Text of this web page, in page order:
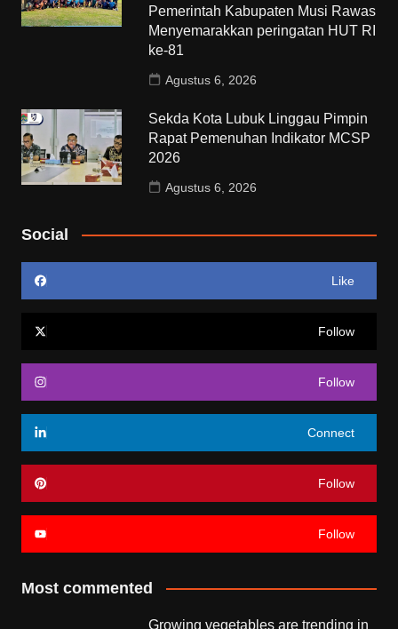
Pemerintah Kabupaten Musi Rawas
Menyemarakkan peringatan HUT RI
ke-81
Agustus 6, 2026
Sekda Kota Lubuk Linggau Pimpin
Rapat Pemenuhan Indikator MCSP
2026
Agustus 6, 2026
Social
Like
Follow
Follow
Connect
Follow
Follow
Most commented
Growing vegetables are trending in